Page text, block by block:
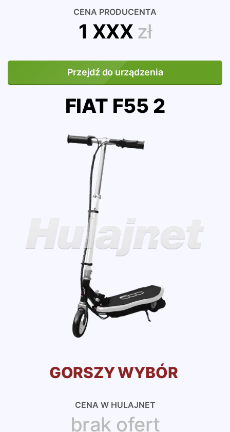
CENA PRODUCENTA
1 XXX zł
Przejdź do urządzenia
FIAT F55 2
GORSZY WYBÓR
CENA W HULAJNET
brak ofert